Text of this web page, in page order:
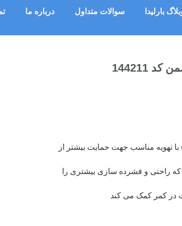
بارلیدا سوالات متداول درباره ما
تهويه مناسب جهت حمايت بيشتر از
راحتی و فشرده سازی بيشتری را
در كمر كمک می كند